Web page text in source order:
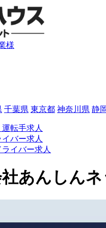
様
千葉県 東京都 神奈川県 静
転手求人
バー求人
イバー求人
あんしん